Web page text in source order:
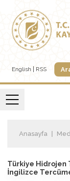
English RSS
Anasayfa
Türkiye Hidrojen
İngilizce